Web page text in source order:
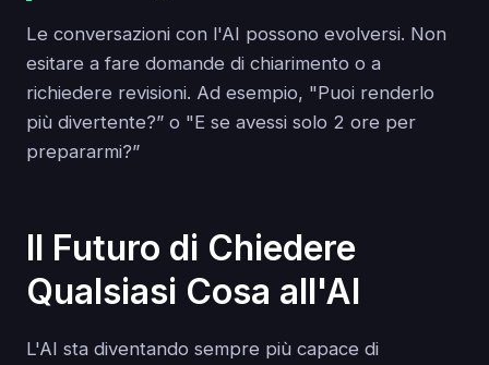
Le conversazioni con l'AI possono evolversi. Non
esitare a fare domande di chiarimento o a
richiedere revisioni. Ad esempio, "Puoi renderlo
più divertente?” o "E se avessi solo 2 ore per
prepararmi?”
Il Futuro di Chiedere
Qualsiasi Cosa all'AI
L'AI sta diventando sempre più capace di